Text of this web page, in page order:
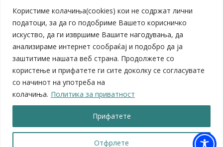
Користиме колачиња(cookies) кои не содржат лични
податоци, за да го подобриме Вашето корисничко
искуство, да ги извршиме Вашите нагодувања, да
анализираме интернет сообраќај и подобро да ја
заштитиме нашата веб страна. Продолжете со
користење и прифатете ги сите доколку се согласувате
со начинот на употреба на
колачиња. Политика за приватност
Отфрлете
Прифатете
ЈПССО „Парк – спорт и паркинзи“
ЛБ „Гоце Делчев“
ЛУ „Народен Музеј“
Влада на Република Северна Македонија
Собрание на Република Северна Македонија
Министерство за финансии
Министерство за транспорт
Министерство за локална самоуправа
Министерство за дигитална трансформација
Министерство за јавна администрација
Министерство за образование и наука
© 2026 Општина Велес | Сите права се задржани